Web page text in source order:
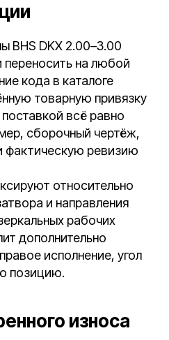
BHS DKX 2.00–3.00
переносить на любой
кода в каталоге
товарную привязку
всё равно
сборочный чертёж,
фактическую ревизию
относительно
и направления
рабочих
дополнительно
исполнение, угол
позицию.
износа